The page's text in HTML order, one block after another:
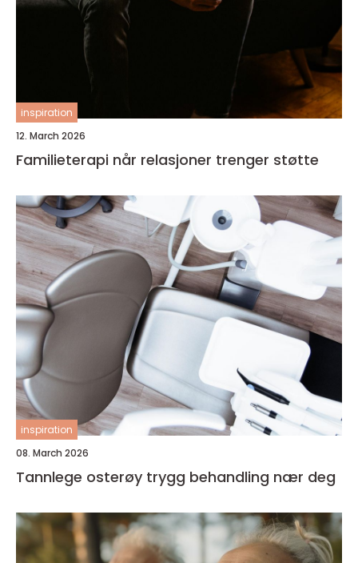
inspiration
12. March 2026
Familieterapi når relasjoner trenger støtte
inspiration
08. March 2026
Tannlege osterøy trygg behandling nær deg